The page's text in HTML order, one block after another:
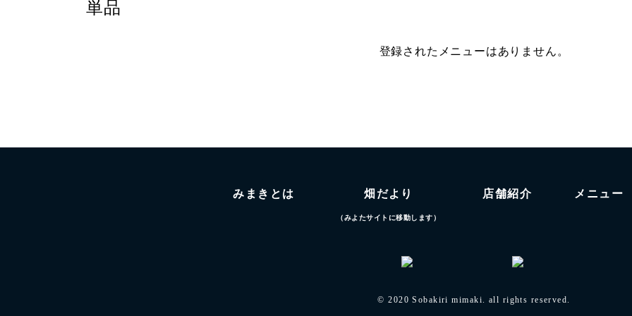
単品
登録されたメニューはありません。
みまきとは 畑だより
（みよたサイトに移動します）
店舗紹介 メニュー
© 2020 Sobakiri mimaki. all rights reserved.